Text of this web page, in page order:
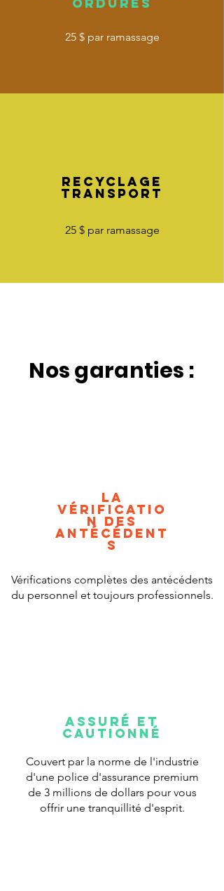
25 $ par ramassage
​Recyclage
transport
25 $ par ramassage
Nos garanties :
La
vérificatio
n des
antécédent
s
Vérifications complètes des antécédents
du personnel et toujours professionnels.
Assuré et
cautionné
Couvert par la norme de l'industrie
d'une police d'assurance premium
de 3 millions de dollars pour vous
offrir une tranquillité d'esprit.